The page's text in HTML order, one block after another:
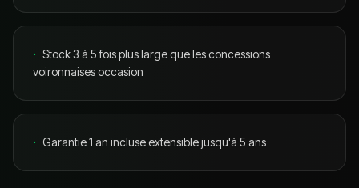
· Stock 3 à 5 fois plus large que les concessions
voironnaises occasion
· Garantie 1 an incluse extensible jusqu'à 5 ans